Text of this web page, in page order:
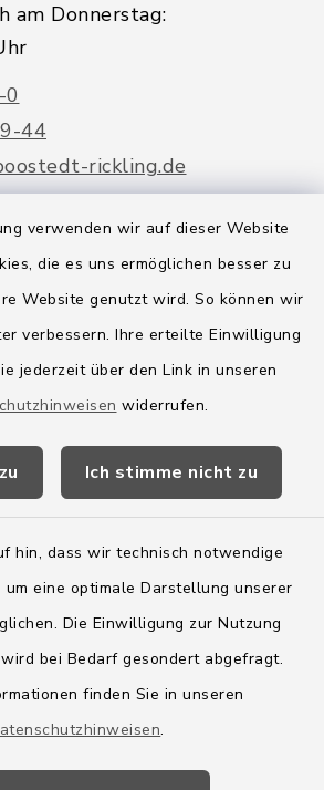
verwenden wir auf dieser Website
die es uns ermöglichen besser zu
Website genutzt wird. So können wir
verbessern. Ihre erteilte Einwilligung
jederzeit über den Link in unseren
widerrufen.
Ich stimme nicht zu
hin, dass wir technisch notwendige
um eine optimale Darstellung unserer
Die Einwilligung zur Nutzung
bei Bedarf gesondert abgefragt.
finden Sie in unseren
.
am Donnerstag:
44
rickling.de
Rickling
Barrierefreiheit